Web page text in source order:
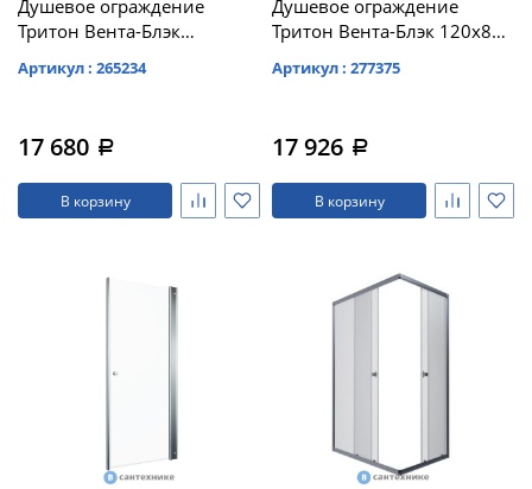
Душевое ограждение
Тритон Вента-Блэк
Артикул : 265234
17 680 a
В корзину
Душевое ограждение
Тритон Вента-Блэк 120х80,
Артикул : 277375
17 926 a
В корзину